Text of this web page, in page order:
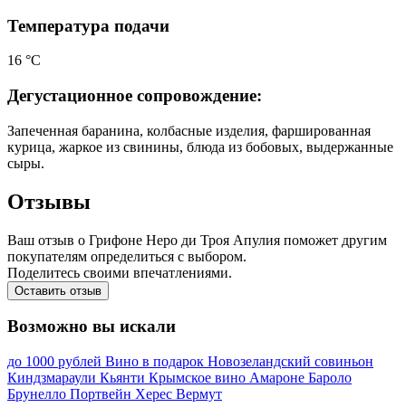
Температура подачи
16 °С
Дегустационное сопровождение:
Запеченная баранина, колбасные изделия, фаршированная
курица, жаркое из свинины, блюда из бобовых, выдержанные
сыры.
Отзывы
Ваш отзыв о Грифоне Неро ди Троя Апулия поможет другим
покупателям определиться с выбором.
Поделитесь своими впечатлениями.
Оставить отзыв
Возможно вы искали
до 1000 рублей Вино в подарок Новозеландский совиньон
Киндзмараули Кьянти Крымское вино Амароне Бароло
Брунелло Портвейн Херес Вермут